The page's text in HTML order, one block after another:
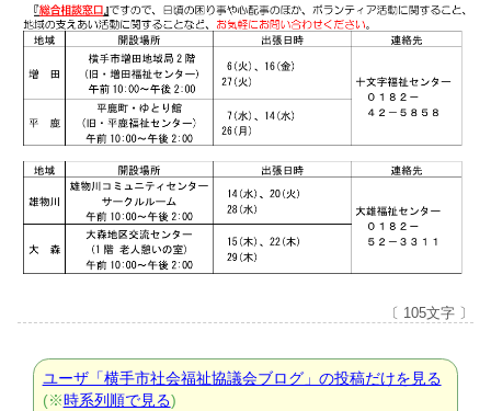
〔 105文字 〕
ユーザ「横手市社会福祉協議会ブログ」の投稿だけを見る
(※時系列順で見る)